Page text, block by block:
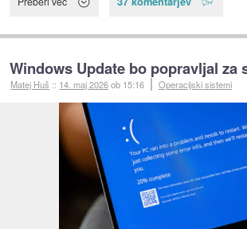
Windows Update bo popravljal za
Matej Huš :: 14. maj 2026ob 15:16 Operacijski sistemi